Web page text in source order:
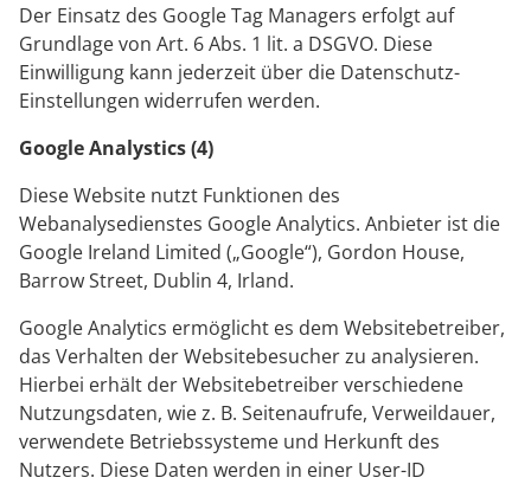
Der Einsatz des Google Tag Managers erfolgt auf
Grundlage von Art. 6 Abs. 1 lit. a DSGVO. Diese
Einwilligung kann jederzeit über die Datenschutz-
Einstellungen widerrufen werden.
Google Analystics (4)
Diese Website nutzt Funktionen des
Webanalysedienstes Google Analytics. Anbieter ist die
Google Ireland Limited („Google“), Gordon House,
Barrow Street, Dublin 4, Irland.
Google Analytics ermöglicht es dem Websitebetreiber,
das Verhalten der Websitebesucher zu analysieren.
Hierbei erhält der Websitebetreiber verschiedene
Nutzungsdaten, wie z. B. Seitenaufrufe, Verweildauer,
verwendete Betriebssysteme und Herkunft des
Nutzers. Diese Daten werden in einer User-ID